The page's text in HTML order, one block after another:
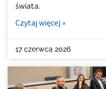
świata.
Czytaj więcej »
17 czerwca 2026